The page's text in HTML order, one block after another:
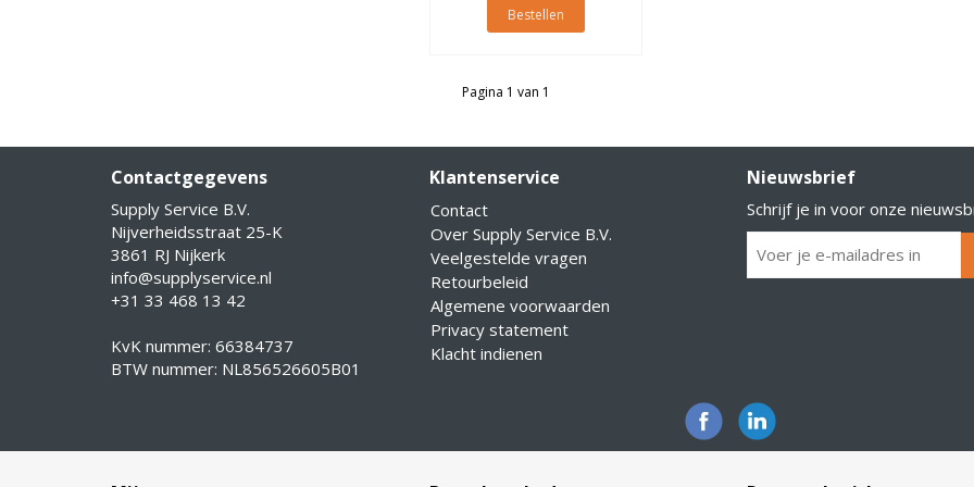
Bestellen
Pagina 1 van 1
Contactgegevens
Supply Service B.V.
Nijverheidsstraat 25-K
3861 RJ Nijkerk
info@supplyservice.nl
+31 33 468 13 42
KvK nummer: 66384737
BTW nummer: NL856526605B01
Klantenservice
Contact
Over Supply Service B.V.
Veelgestelde vragen
Retourbeleid
Algemene voorwaarden
Privacy statement
Klacht indienen
Nieuwsbrief
Schrijf je in voor onze